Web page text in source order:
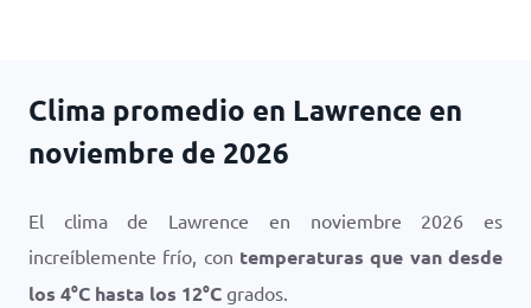
Clima promedio en Lawrence en
noviembre de 2026
El clima de Lawrence en noviembre 2026 es
increíblemente frío, con temperaturas que van desde
los 4°C hasta los 12°C grados.